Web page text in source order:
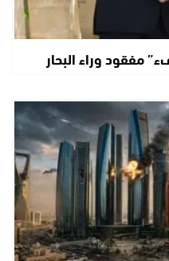
مفقود وراء البحار